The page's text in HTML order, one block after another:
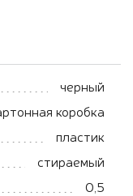
черный
коробка
пластик
стираемый
0,5